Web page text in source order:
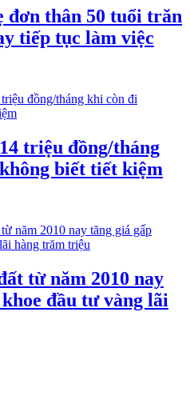
đơn thân 50 tuổi trăn
tiếp tục làm việc
triệu đồng/tháng
biết tiết kiệm
từ năm 2010 nay
đầu tư vàng lãi